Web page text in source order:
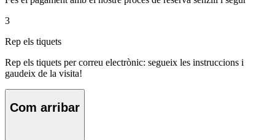
3
Rep els tiquets
Rep els tiquets per correu electrònic: segueix les instruccions i
gaudeix de la visita!
Com arribar